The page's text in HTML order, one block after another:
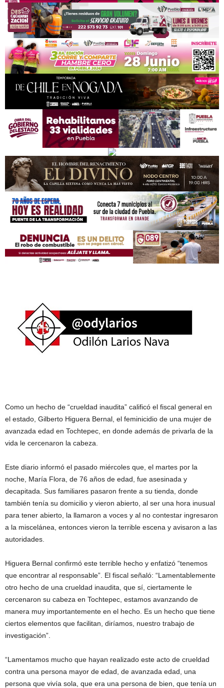
Como un hecho de “crueldad inaudita” calificó el fiscal general en
el estado, Gilberto Higuera Bernal, el feminicidio de una mujer de
avanzada edad en Tochtepec, en donde además de privarla de la
vida le cercenaron la cabeza.
Este diario informó el pasado miércoles que, el martes por la
noche, María Flora, de 76 años de edad, fue asesinada y
decapitada. Sus familiares pasaron frente a su tienda, donde
también tenía su domicilio y vieron abierto, al ser una hora inusual
para tener abierto, la llamaron a voces y al no contestar ingresaron
a la miscelánea, entonces vieron la terrible escena y avisaron a las
autoridades.
Higuera Bernal confirmó este terrible hecho y enfatizó “tenemos
que encontrar al responsable”. El fiscal señaló: “Lamentablemente
otro hecho de una crueldad inaudita, que sí, ciertamente le
cercenaron su cabeza en Tochtepec, estamos avanzando de
manera muy importantemente en el hecho. Es un hecho que tiene
ciertos elementos que facilitan, diríamos, nuestro trabajo de
investigación”.
“Lamentamos mucho que hayan realizado este acto de crueldad
contra una persona mayor de edad, de avanzada edad, una
persona que vivía sola, que era una persona de bien, que tenía un